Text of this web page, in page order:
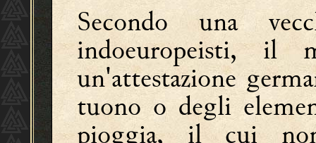
Secondo una
indoeuropeisti, il
un'attestazione
tuono o degli
pioggia, il cui